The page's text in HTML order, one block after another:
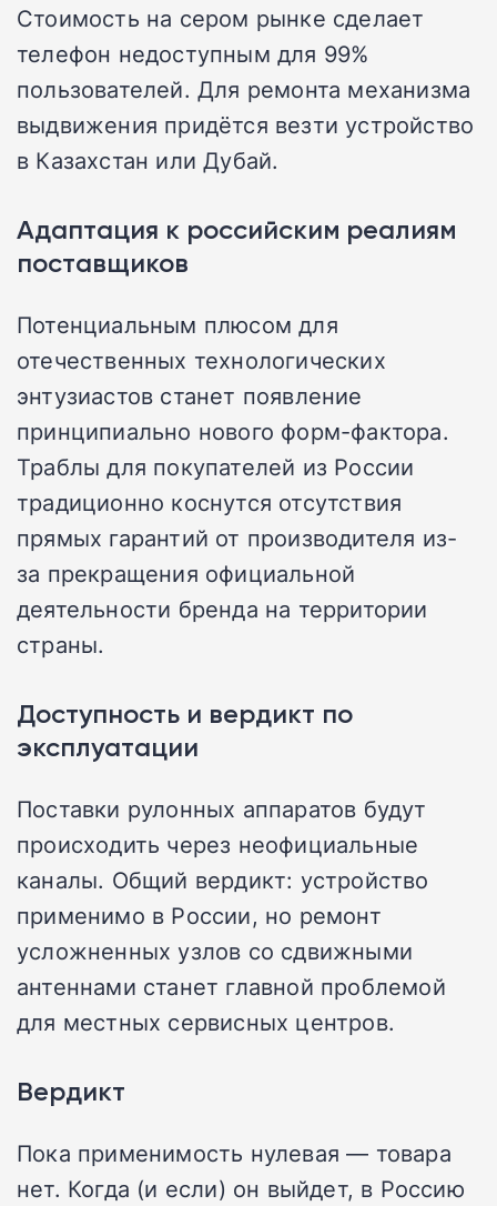
Стоимость на сером рынке сделает
телефон недоступным для 99%
пользователей. Для ремонта механизма
выдвижения придётся везти устройство
в Казахстан или Дубай.
Адаптация к российским реалиям
поставщиков
Потенциальным плюсом для
отечественных технологических
энтузиастов станет появление
принципиально нового форм-фактора.
Траблы для покупателей из России
традиционно коснутся отсутствия
прямых гарантий от производителя из-
за прекращения официальной
деятельности бренда на территории
страны.
Доступность и вердикт по
эксплуатации
Поставки рулонных аппаратов будут
происходить через неофициальные
каналы. Общий вердикт: устройство
применимо в России, но ремонт
усложненных узлов со сдвижными
антеннами станет главной проблемой
для местных сервисных центров.
Вердикт
Пока применимость нулевая — товара
нет. Когда (и если) он выйдет, в Россию